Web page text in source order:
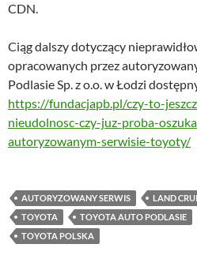
CDN.
Ciąg dalszy dotyczący
opracowanych przez
Podlasie Sp. z o.o. w Łodzi
https://fundacjapb.pl/czy-to-
nieudolnosc-czy-juz-proba-
autoryzowanym-serwisie-toyoty/
AUTORYZOWANY SERWIS LAND
TOYOTA
TOYOTA AUTO PODLASIE
TOYOTA POLSKA